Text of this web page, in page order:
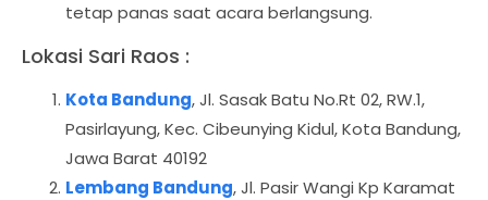
tetap panas saat acara berlangsung.
Lokasi Sari Raos :
Kota Bandung, Jl. Sasak Batu No.Rt 02, RW.1,
Pasirlayung, Kec. Cibeunying Kidul, Kota Bandung,
Jawa Barat 40192
Lembang Bandung, Jl. Pasir Wangi Kp Karamat